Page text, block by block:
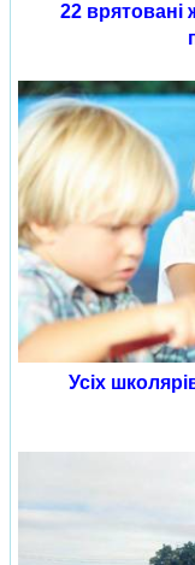
22 врятовані
Усіх